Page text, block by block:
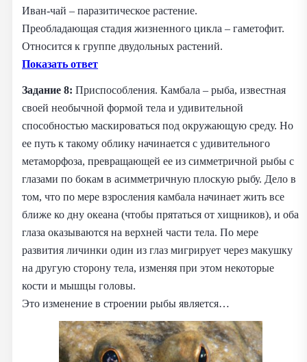
Иван-чай – паразитическое растение.
Преобладающая стадия жизненного цикла – гаметофит.
Относится к группе двудольных растений.
Показать ответ
Задание 8: Приспособления. Камбала – рыба, известная
своей необычной формой тела и удивительной
способностью маскироваться под окружающую среду. Но
ее путь к такому облику начинается с удивительного
метаморфоза, превращающей ее из симметричной рыбы с
глазами по бокам в асимметричную плоскую рыбу. Дело в
том, что по мере взросления камбала начинает жить все
ближе ко дну океана (чтобы прятаться от хищников), и оба
глаза оказываются на верхней части тела. По мере
развития личинки один из глаз мигрирует через макушку
на другую сторону тела, изменяя при этом некоторые
кости и мышцы головы.
Это изменение в строении рыбы является…